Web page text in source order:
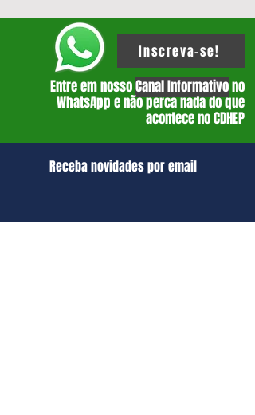
Inscreva-se!
Entre em nossoCanal Informativono
WhatsApp e não perca nada do que
acontece no CDHEP
Receba novidades por email